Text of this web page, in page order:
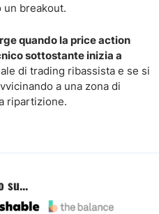
un breakout.
quando la price action
sottostante inizia a
di trading ribassista e se si
a una zona di
ripartizione.
su...